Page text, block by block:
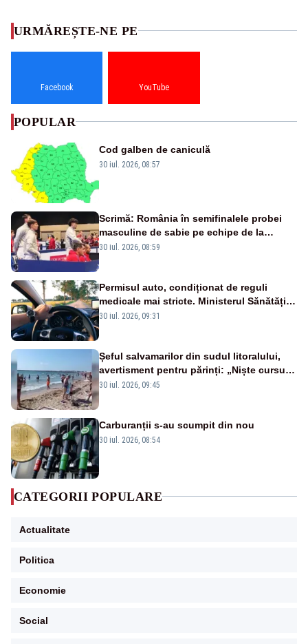
URMĂREȘTE-NE PE
Facebook YouTube
POPULAR
Cod galben de caniculă
30 iul. 2026, 08:57
Scrimă: România în semifinalele probei
masculine de sabie pe echipe de la
Campionatele Mondiale
30 iul. 2026, 08:59
Permisul auto, condiționat de reguli
medicale mai stricte. Ministerul Sănătății
propune schimbări majore
30 iul. 2026, 09:31
Șeful salvamarilor din sudul litoralului,
avertisment pentru părinți: „Niște cursuri
de înot la piscină nu sunt suficiente”
30 iul. 2026, 09:45
Carburanții s-au scumpit din nou
30 iul. 2026, 08:54
CATEGORII POPULARE
Actualitate
Politica
Economie
Social